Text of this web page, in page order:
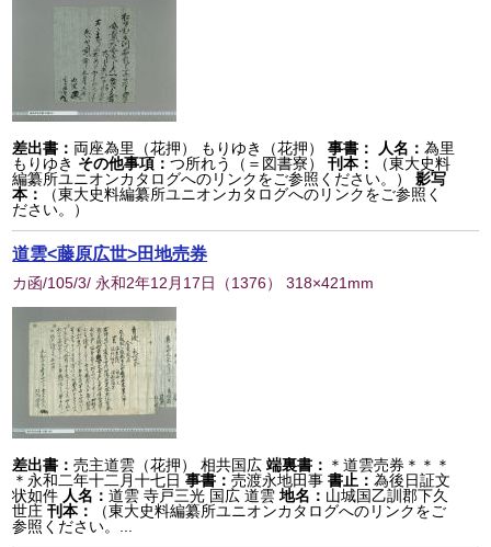
差出書： 両座為里（花押） もりゆき（花押） 事書： 人名：為里
もりゆき その他事項：つ所れう（＝図書寮） 刊本：
（東大史料
編纂所ユニオンカタログへのリンクをご参照ください。）
影写
本：
（東大史料編纂所ユニオンカタログへのリンクをご参照く
ださい。）
道雲<藤原広世>田地売券
カ函/105/3/ 永和2年12月17日 （1376） 318×421mm
差出書：売主道雲（花押） 相共国広 端裏書： ＊道雲売券＊＊＊
＊永和二年十二月十七日 事書：売渡永地田事書止：為後日証文
状如件 人名：道雲 寺戸三光 国広 道雲 地名： 山城国乙訓郡下久
世庄 刊本：
（東大史料編纂所ユニオンカタログへのリンクをご
参照ください。...